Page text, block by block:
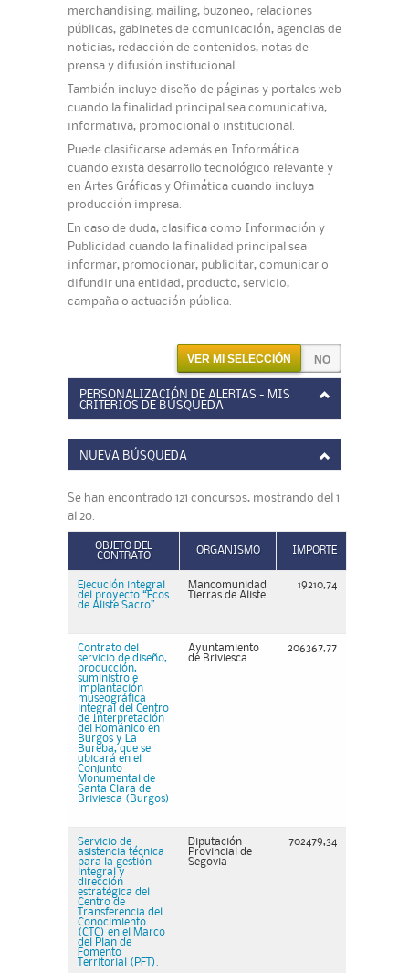
merchandising, mailing, buzoneo, relaciones
públicas, gabinetes de comunicación, agencias de
noticias, redacción de contenidos, notas de
prensa y difusión institucional.
También incluye diseño de páginas y portales web
cuando la finalidad principal sea comunicativa,
informativa, promocional o institucional.
Puede clasificarse además en Informática
cuando exista desarrollo tecnológico relevante y
en Artes Gráficas y Ofimática cuando incluya
producción impresa.
En caso de duda, clasifica como Información y
Publicidad cuando la finalidad principal sea
informar, promocionar, publicitar, comunicar o
difundir una entidad, producto, servicio,
campaña o actuación pública.
VER MI SELECCIÓN
PERSONALIZACIÓN DE ALERTAS - MIS
CRITERIOS DE BÚSQUEDA
NUEVA BÚSQUEDA
Se han encontrado 121 concursos, mostrando del 1
al 20.
OBJETO DEL
CONTRATO
ORGANISMO IMPORTE
Ejecución integral
del proyecto “Ecos
de Aliste Sacro”
Mancomunidad
Tierras de Aliste
19210,74
Contrato del
servicio de diseño,
producción,
suministro e
implantación
museográfica
integral del Centro
de Interpretación
del Románico en
Burgos y La
Bureba, que se
ubicará en el
Conjunto
Monumental de
Santa Clara de
Briviesca (Burgos)
Ayuntamiento
de Briviesca
206367,77
Servicio de
asistencia técnica
para la gestión
integral y
dirección
estratégica del
Centro de
Transferencia del
Conocimiento
(CTC) en el Marco
del Plan de
Fomento
Territorial (PFT).
Diputación
Provincial de
Segovia
702479,34